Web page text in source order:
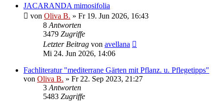
JACARANDA mimosifolia
von Oliva B. » Fr 19. Jun 2026, 16:43
8 Antworten
3479 Zugriffe
Letzter Beitrag von avellana
Mi 24. Jun 2026, 14:06
Fachliteratur "mediterrane Gärten mit Pflanz. u. Pflegetipps"
von Oliva B. » Fr 22. Sep 2023, 21:27
3 Antworten
5483 Zugriffe